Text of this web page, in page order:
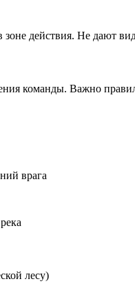
действия. Не дают
команды. Важно
врага
лесу)